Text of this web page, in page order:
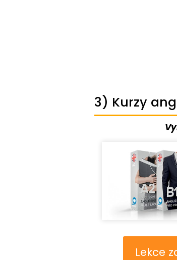
3) Kurzy
Lekce